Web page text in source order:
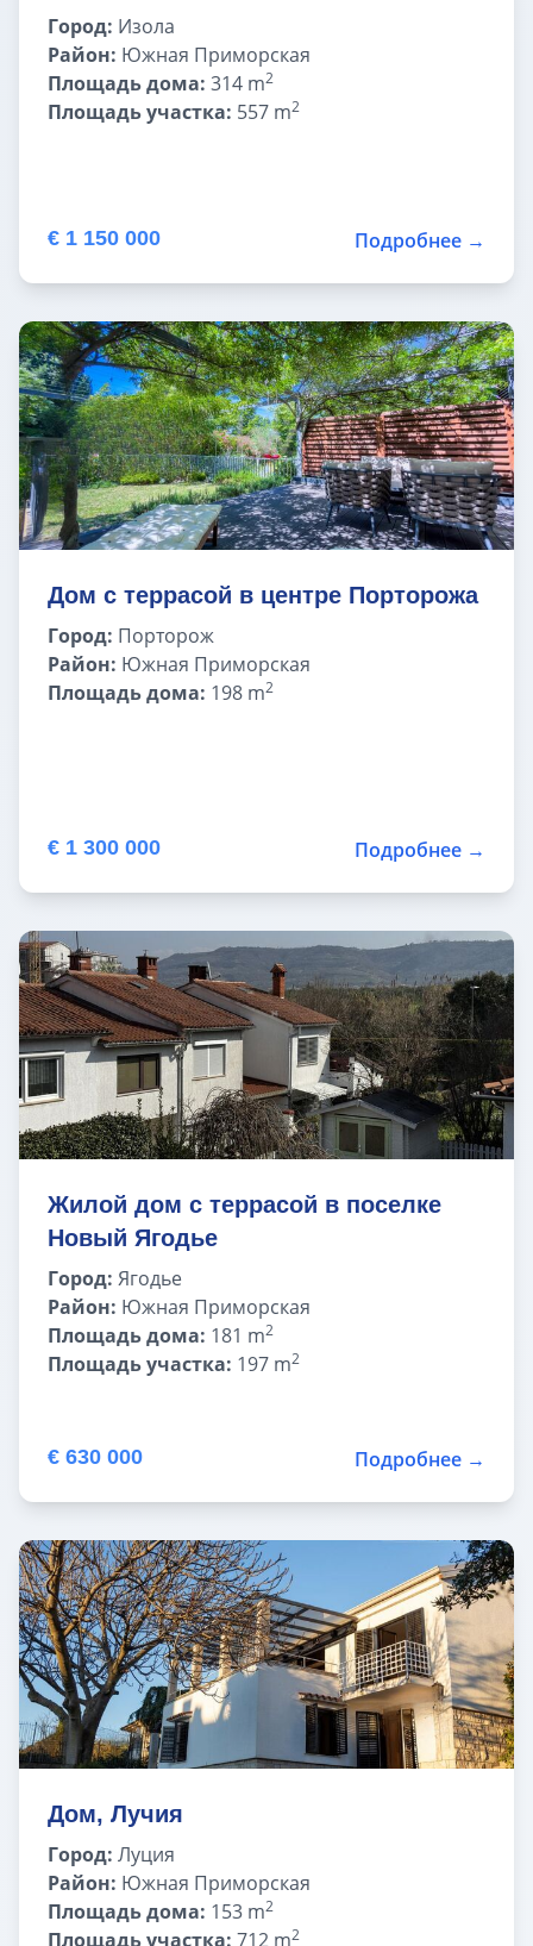
Город: Изола
Район: Южная Приморская
Площадь дома: 314 m2
Площадь участка: 557 m2
€ 1 150 000 Подробнее →
Дом с террасой в центре Порторожа
Город: Порторож
Район: Южная Приморская
Площадь дома: 198 m2
€ 1 300 000 Подробнее →
Жилой дом с террасой в поселке
Новый Ягодье
Город: Ягодье
Район: Южная Приморская
Площадь дома: 181 m2
Площадь участка: 197 m2
€ 630 000 Подробнее →
Дом, Лучия
Город: Луция
Район: Южная Приморская
Площадь дома: 153 m2
Площадь участка: 712 m2